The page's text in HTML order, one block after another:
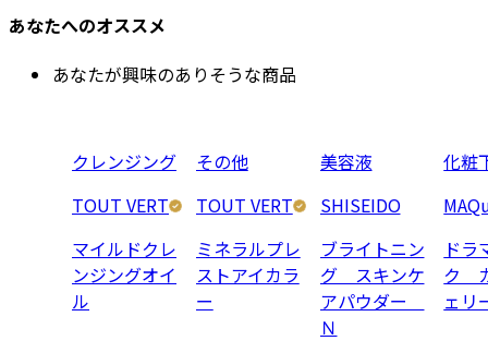
あなたへのオススメ
あなたが興味のありそうな商品
クレンジング
TOUT VERT
マイルドクレ
ンジングオイ
ル
その他
TOUT VERT
ミネラルプレ
ストアイカラ
ー
美容液
SHISEIDO
ブライトニン
グ スキンケ
アパウダー
Ｎ
化粧
ドラ
ク
ェ